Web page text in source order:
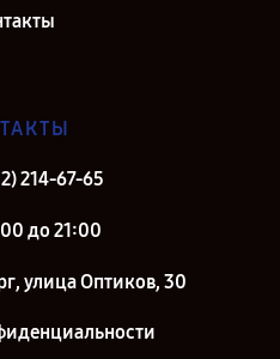
214-67-65
до 21:00
улица Оптиков, 30